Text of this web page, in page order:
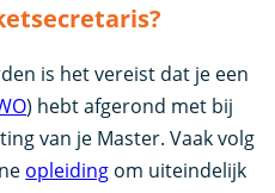
is het vereist dat je een
) hebt afgerond met bij
van je Master. Vaak volg
opleiding om uiteindelijk